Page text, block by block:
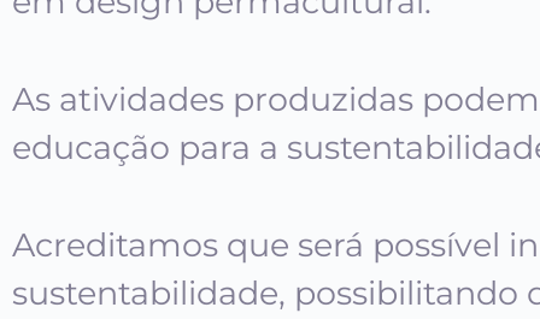
As atividades produzidas
educação para a
Acreditamos que será possível
sustentabilidade, possibilitando